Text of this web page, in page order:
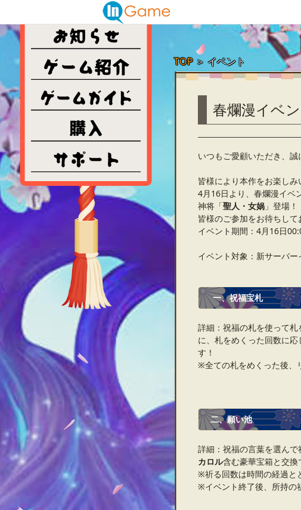
TOP＞ イベント
春爛漫イベ
いつもご愛顧いただき、誠
皆様により本作をお楽しみ
4月16日より、春爛漫イベ
神将「聖人・女娲 」登場！
皆様のご参加をお待ちして
イベント期間：4月16日
イベント対象：新サーバ
一、祝福宝札
詳細：祝福の札を使って
に、札をめくった回数に応
す！
※全ての札をめくった後、
二、願い池
詳細：祝福の言葉を選んで
カロル含む豪華宝箱と交換
※祈る回数は時間の経過と
※イベント終了後、所持の